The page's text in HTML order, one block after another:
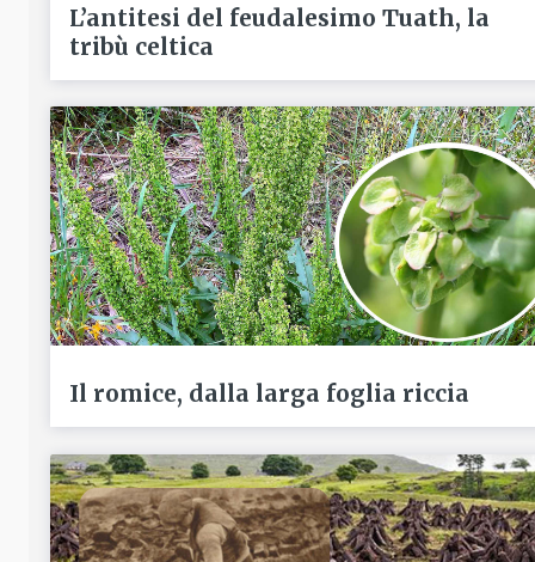
L’antitesi del feudalesimo Tuath, la
tribù celtica
Il romice, dalla larga foglia riccia